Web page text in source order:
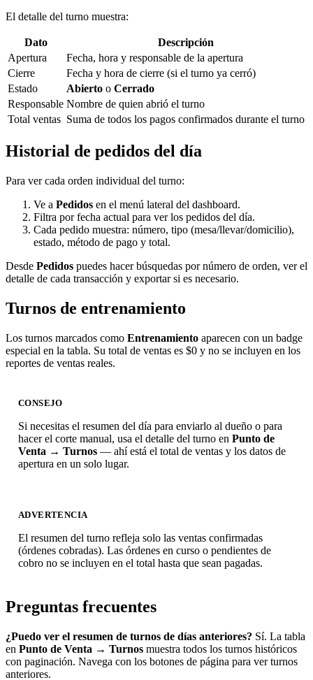
El detalle del turno muestra:
Dato
Descripción
Apertura
Fecha, hora y responsable de la apertura
Cierre
Fecha y hora de cierre (si el turno ya cerró)
Estado
Abierto o Cerrado
Responsable Nombre de quien abrió el turno
Total ventas Suma de todos los pagos confirmados durante el turno
Historial de pedidos del día
Para ver cada orden individual del turno:
Ve a Pedidos en el menú lateral del dashboard.
Filtra por fecha actual para ver los pedidos del día.
Cada pedido muestra: número, tipo (mesa/llevar/domicilio),
estado, método de pago y total.
Desde Pedidos puedes hacer búsquedas por número de orden, ver el
detalle de cada transacción y exportar si es necesario.
Turnos de entrenamiento
Los turnos marcados como Entrenamiento aparecen con un badge
especial en la tabla. Su total de ventas es $0 y no se incluyen en los
reportes de ventas reales.
CONSEJO
Si necesitas el resumen del día para enviarlo al dueño o para
hacer el corte manual, usa el detalle del turno en Punto de
Venta → Turnos — ahí está el total de ventas y los datos de
apertura en un solo lugar.
ADVERTENCIA
El resumen del turno refleja solo las ventas confirmadas
(órdenes cobradas). Las órdenes en curso o pendientes de
cobro no se incluyen en el total hasta que sean pagadas.
Preguntas frecuentes
¿Puedo ver el resumen de turnos de días anteriores? Sí. La tabla
en Punto de Venta → Turnos muestra todos los turnos históricos
con paginación. Navega con los botones de página para ver turnos
anteriores.